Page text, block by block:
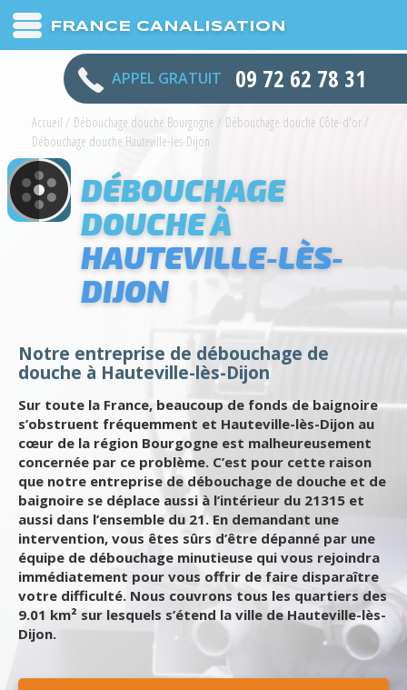
FRANCE CANALISATION
APPEL GRATUIT 09 72 62 78 31
Accueil / Débouchage douche Bourgogne / Débouchage douche Côte-d'or /
Débouchage douche Hauteville-lès-Dijon
DÉBOUCHAGE
DOUCHE À
HAUTEVILLE-LÈS-
DIJON
Notre entreprise de débouchage de
douche à Hauteville-lès-Dijon
Sur toute la France, beaucoup de fonds de baignoire
s’obstruent fréquemment et Hauteville-lès-Dijon au
cœur de la région Bourgogne est malheureusement
concernée par ce problème. C’est pour cette raison
que notre entreprise de débouchage de douche et de
baignoire se déplace aussi à l’intérieur du 21315 et
aussi dans l’ensemble du 21. En demandant une
intervention, vous êtes sûrs d’être dépanné par une
équipe de débouchage minutieuse qui vous rejoindra
immédiatement pour vous offrir de faire disparaître
votre difficulté. Nous couvrons tous les quartiers des
9.01 km² sur lesquels s’étend la ville de Hauteville-lès-
Dijon.